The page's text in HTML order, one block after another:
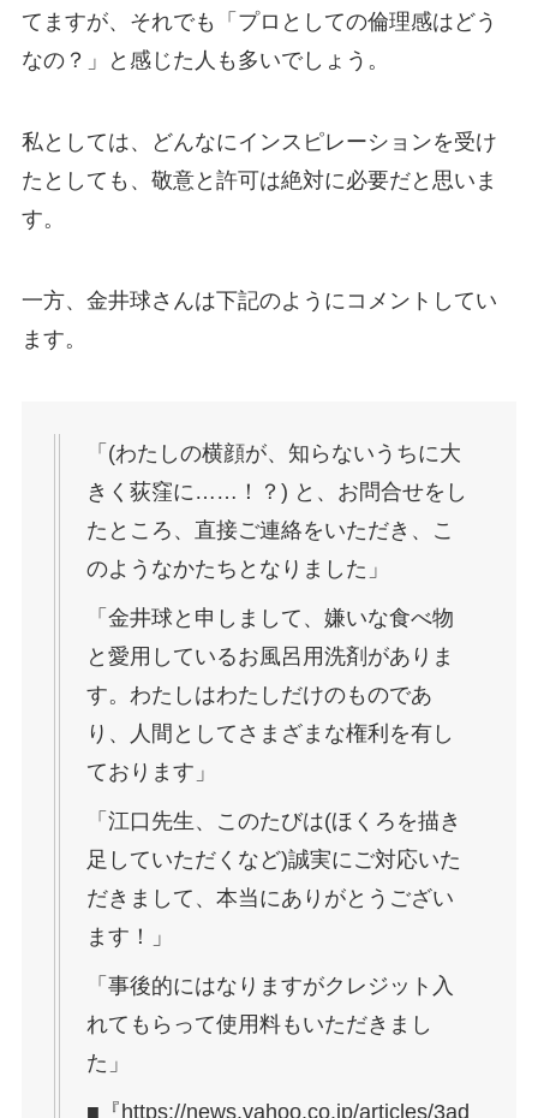
てますが、それでも「プロとしての倫理感はどう
なの？」と感じた人も多いでしょう。
私としては、どんなにインスピレーションを受け
たとしても、敬意と許可は絶対に必要だと思いま
す。
一方、金井球さんは下記のようにコメントしてい
ます。
「(わたしの横顔が、知らないうちに大
きく荻窪に……！？) と、お問合せをし
たところ、直接ご連絡をいただき、こ
のようなかたちとなりました」
「金井球と申しまして、嫌いな食べ物
と愛用しているお風呂用洗剤がありま
す。わたしはわたしだけのものであ
り、人間としてさまざまな権利を有し
ております」
「江口先生、このたびは(ほくろを描き
足していただくなど)誠実にご対応いた
だきまして、本当にありがとうござい
ます！」
「事後的にはなりますがクレジット入
れてもらって使用料もいただきまし
た」
■『https://news.yahoo.co.jp/articles/3ad